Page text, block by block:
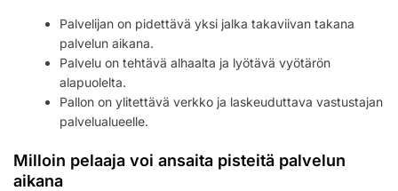
Palvelijan on pidettävä yksi jalka takaviivan takana
palvelun aikana.
Palvelu on tehtävä alhaalta ja lyötävä vyötärön
alapuolelta.
Pallon on ylitettävä verkko ja laskeuduttava vastustajan
palvelualueelle.
Milloin pelaaja voi ansaita pisteitä palvelun
aikana